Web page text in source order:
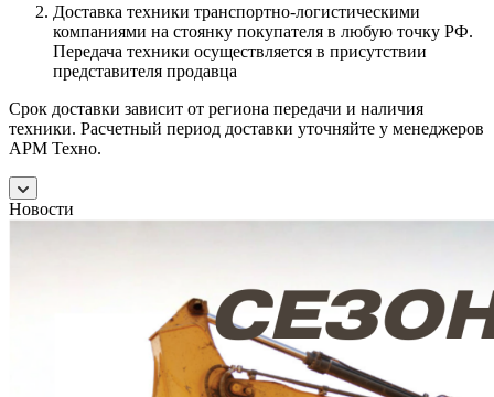
Доставка техники транспортно-логистическими
компаниями на стоянку покупателя в любую точку РФ.
Передача техники осуществляется в присутствии
представителя продавца
Срок доставки зависит от региона передачи и наличия
техники. Расчетный период доставки уточняйте у менеджеров
АРМ Техно.
Новости